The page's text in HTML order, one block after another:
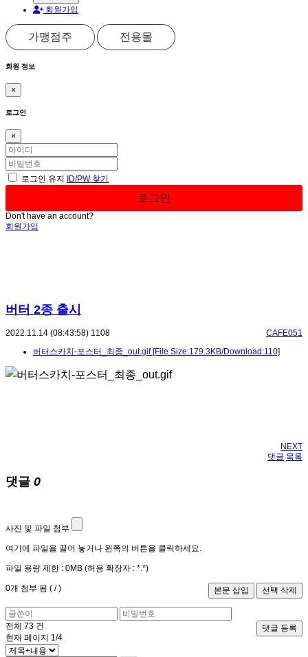
회원가입
가맹점주 전용몰
회원 정보
×
로그인
×
로그인 유지 ID/PW 찾기
Don't have an account?
회원가입
버터 2종 출시
2022.11.14 (08:43:58) 1108
CAFE051
버터스카치-포스터_최종_out.gif[File Size:179.3KB/Download:110]
NEXT
댓글 목록
댓글 0
사진 및 파일 첨부
여기에 파일을 끌어 놓거나 왼쪽의 버튼을 클릭하세요.
파일 용량 제한 : 0MB (허용 확장자 : *.*)
0개 첨부 됨 ( /)
댓글 등록
전체 73 건
현재 페이지 1/4